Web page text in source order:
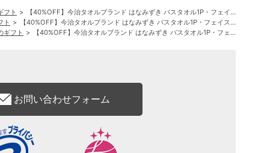
フト
【40%OFF】今治タオルブランド はなみずき バスタオル1P・フェイスタオル1P・ウォッシュタオル2P
ト
【40%OFF】今治タオルブランド はなみずき バスタオル1P・フェイスタオル1P・ウォッシュタオル2P
ギフト 【40%OFF】今治タオルブランド はなみずき バスタオル1P・フェイスタオル1P・ウォッシュタオル2P
お問い合わせフォーム